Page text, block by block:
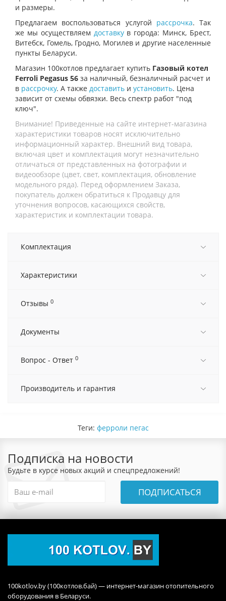
и размеры.
Предлагаем воспользоваться услугой рассрочка. Так
же мы осуществляем доставкув города: Минск, Брест,
Витебск, Гомель, Гродно, Могилев и другие населенные
пункты Беларуси.
Магазин 100котлов предлагает купить Газовый котел
Ferroli Pegasus 56 за наличный, безналичный расчет и
в рассрочку. А также доставить и установить. Цена
зависит от схемы обвязки. Весь спектр работ "под
ключ".
Внимание! Приведенные на сайте интернет-магазина
характеристики товаров носят исключительно
информационный характер. Внешний вид товара,
включая цвет и комплектация могут незначительно
отличаться от представленных на фотографии и
видеообзоре (цвет, свет, комплектация, обновление
модельного ряда). Перед оформлением Заказа,
покупатель должен обратиться к Продавцу для
уточнения вопросов, касающихся свойств,
характеристик и комплектации товара.
Комплектация
Характеристики
Отзывы 0
Документы
Вопрос - Ответ 0
Производитель и гарантия
Теги: ферроли пегас
Подписка на новости
Будьте в курсе новых акций и спецпредложений!
ПОДПИСАТЬСЯ
100kotlov.by (100котлов.бай) — интернет-магазин отопительного
оборудования в Беларуси.